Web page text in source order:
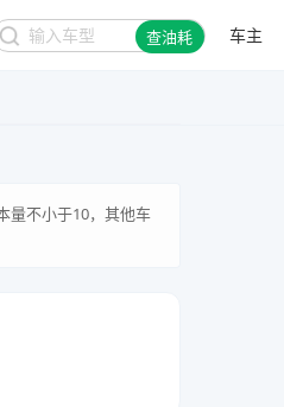
查油耗 车主
量不小于10，其他车